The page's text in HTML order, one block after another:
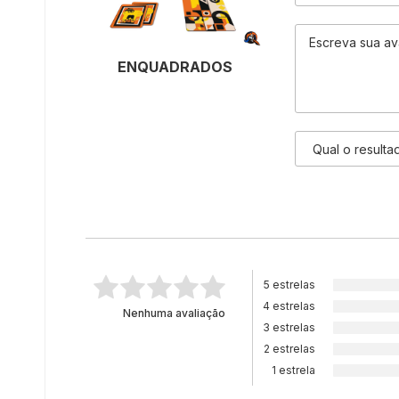
ENQUADRADOS
Nenhuma avaliação
5 estrelas
4 estrelas
3 estrelas
2 estrelas
1 estrela